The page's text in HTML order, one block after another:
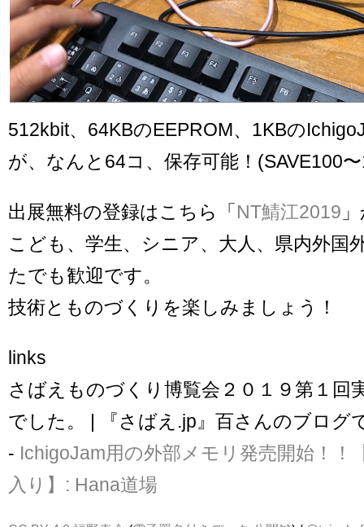
512kbit、64KBのEEPROM、1KBの
が、なんと64コ、保存可能！(SAVE100
出展無料の登録はこちら「NT鯖江2019
こども、学生、シニア、大人、県内外国
たでも歓迎です。
技術とものづくりを楽しみましょう！
links
さばえものづくり博覧会２０１９第１回
でした。 | 『さばえ.jp』百さんのブログ
- IchigoJam用の外部メモリ発売開始！！
入り】: Hana道場